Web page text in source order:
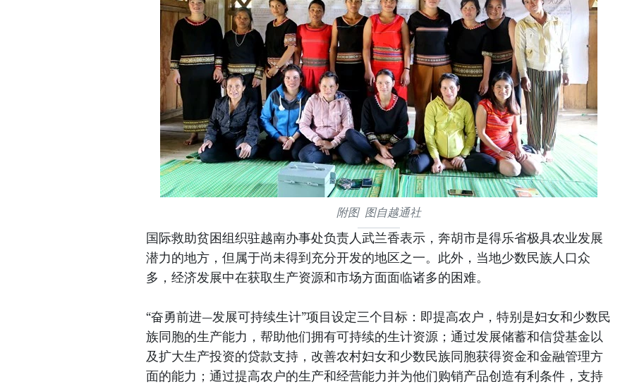
附图 图自越通社
国际救助贫困组织驻越南办事处负责人武兰香表示，奔胡市是得乐省极具农业发展
潜力的地方，但属于尚未得到充分开发的地区之一。此外，当地少数民族人口众
多，经济发展中在获取生产资源和市场方面面临诸多的困难。
“奋勇前进—发展可持续生计”项目设定三个目标：即提高农户，特别是妇女和少数民
族同胞的生产能力，帮助他们拥有可持续的生计资源；通过发展储蓄和信贷基金以
及扩大生产投资的贷款支持，改善农村妇女和少数民族同胞获得资金和金融管理方
面的能力；通过提高农户的生产和经营能力并为他们购销产品创造有利条件，支持